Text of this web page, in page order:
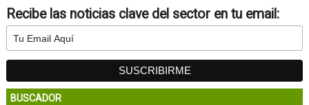
Recibe las noticias clave del sector en tu email:
BUSCADOR